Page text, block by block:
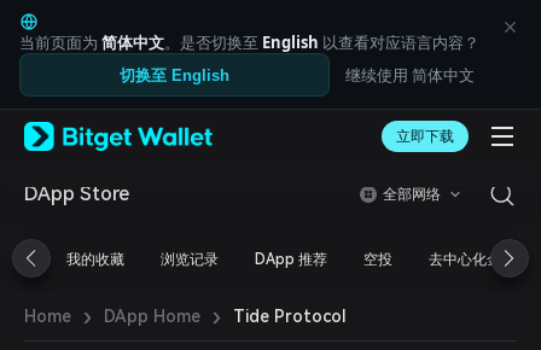
English
日本語
Tiếng Việt
Русский
Español (Latinoamérica)
Türkçe
Français
简体中文
繁體中文
Bahasa Indonesia
ภาษาไทย
当前页面为 简体中文。是否切换至 English 以查看对应语言内容？
切换至 English 继续使用 简体中文
立即下载
DApp Store 全部网络
我的收藏 浏览记录 DApp 推荐 空投 去中心化金融
Home › DApp Home › Tide Protocol